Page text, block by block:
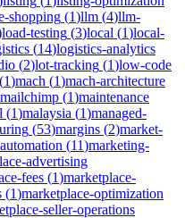
shopping (1)llm (4)llm-
load-testing (3)local (1)local-
(14)logistics-analytics
(2)lot-tracking (1)low-code
(1)mach (1)mach-architecture
mailchimp (1)maintenance
(1)malaysia (1)managed-
(53)margins (2)market-
(11)marketing-
advertising
fees (1)marketplace-
(1)marketplace-optimization
seller-operations